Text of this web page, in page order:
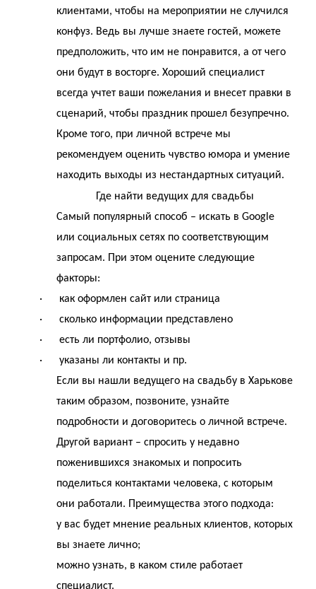
клиентами, чтобы на мероприятии не случился
конфуз. Ведь вы лучше знаете гостей, можете
предположить, что им не понравится, а от чего
они будут в восторге. Хороший специалист
всегда учтет ваши пожелания и внесет правки в
сценарий, чтобы праздник прошел безупречно.
Кроме того, при личной встрече мы
рекомендуем оценить чувство юмора и умение
находить выходы из нестандартных ситуаций.
Где найти ведущих для свадьбы
Самый популярный способ – искать в Google
или социальных сетях по соответствующим
запросам. При этом оцените следующие
факторы:
· как оформлен сайт или страница
· сколько информации представлено
· есть ли портфолио, отзывы
· указаны ли контакты и пр.
Если вы нашли ведущего на свадьбу в Харькове
таким образом, позвоните, узнайте
подробности и договоритесь о личной встрече.
Другой вариант – спросить у недавно
поженившихся знакомых и попросить
поделиться контактами человека, с которым
они работали. Преимущества этого подхода:
у вас будет мнение реальных клиентов, которых
вы знаете лично;
можно узнать, в каком стиле работает
специалист.